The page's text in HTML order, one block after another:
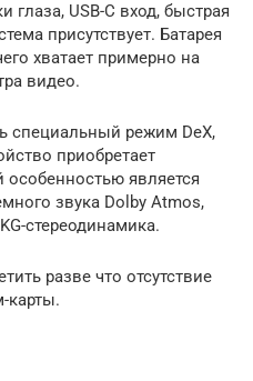
глаза, USB-C вход, быстрая
присутствует. Батарея
хватает примерно на
видео.
специальный режим DeX,
приобретает
является
звука Dolbу Аtmos,
стереодинамика.
разве что отсутствие
карты.